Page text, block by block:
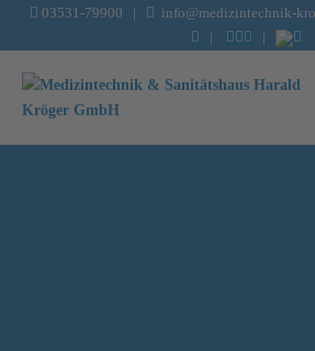
03531-79900 | info@medizintechnik-
|
|